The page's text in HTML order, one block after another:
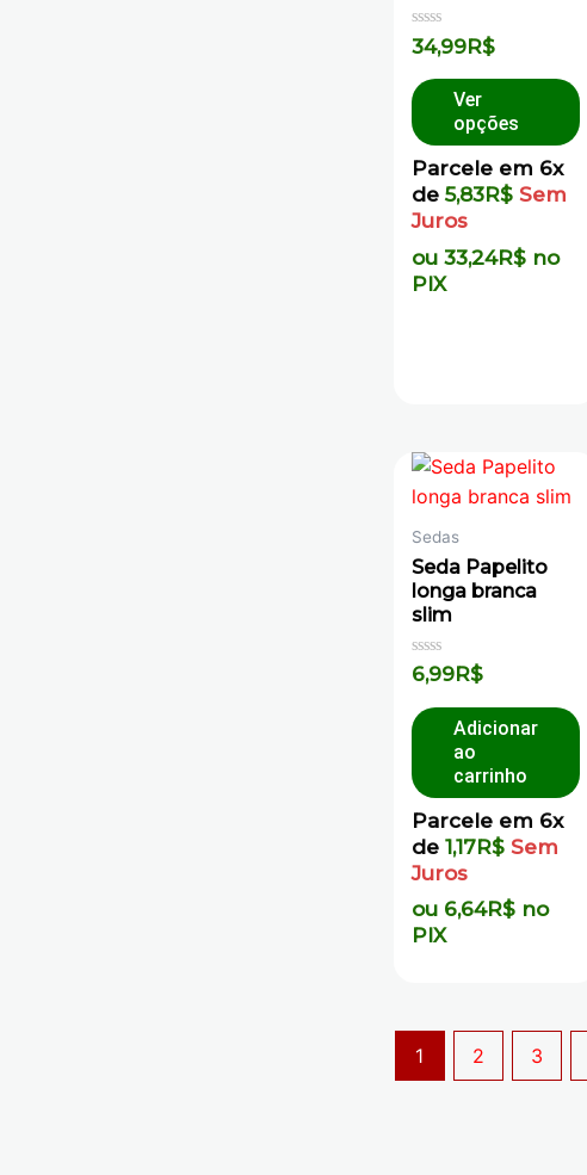
Avaliação
0
5
34,99R$
Ver
opções
Parcele em 6x
de5,83R$ Sem
Juros
ou 33,24R$ no
PIX
Sedas
Seda Papelito
longa branca
slim
Avaliação
0
5
6,99R$
Adicionar
ao
carrinho
Parcele em 6x
de 1,17R$ Sem
Juros
ou 6,64R$ no
PIX
1 2 3